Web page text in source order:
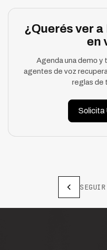
¿Querés ver
en
Agenda una demo y
agentes de voz
reglas de
Solicita